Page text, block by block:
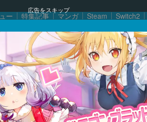
広告をスキップ
ー 特集記事 マンガ Steam Switch2